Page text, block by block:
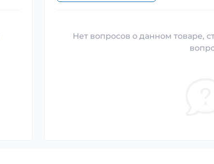
Нет вопросов о данном товаре,